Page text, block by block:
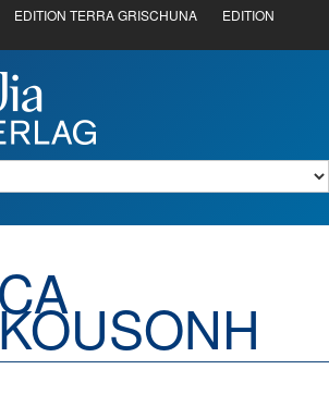
EDITION TERRA GRISCHUNA
EDITION